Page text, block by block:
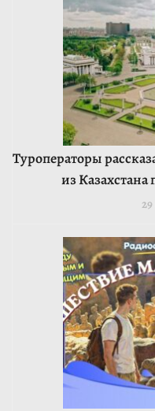
Туроператоры
из